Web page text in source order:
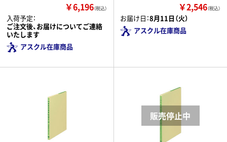
￥6,196（税込）
入荷予定：
ご注文後、お届けについてご連絡
いたします
アスクル在庫商品
￥2,546（税込）
お届け日：8月11日（火）
アスクル在庫商品